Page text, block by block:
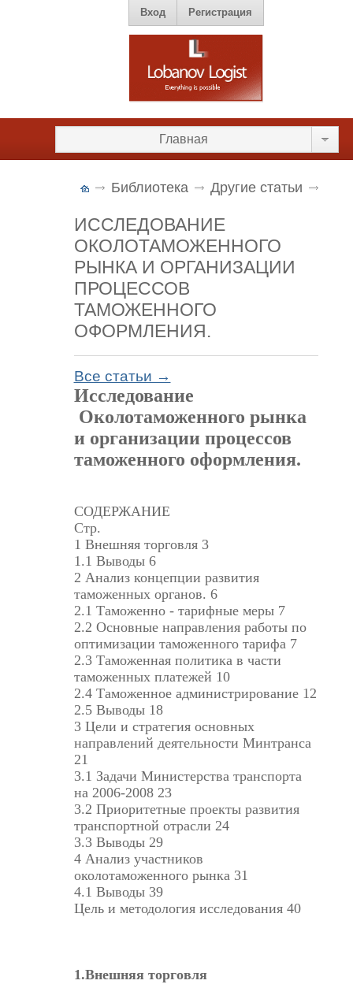
Вход Регистрация
Главная
Библиотека Другие статьи
ИССЛЕДОВАНИЕ
ОКОЛОТАМОЖЕННОГО
РЫНКА И ОРГАНИЗАЦИИ
ПРОЦЕССОВ
ТАМОЖЕННОГО
ОФОРМЛЕНИЯ.
Все статьи →
Исследование
Околотаможенного рынка
и организации процессов
таможенного оформления.
СОДЕРЖАНИЕ
Стр.
1 Внешняя торговля 3
1.1 Выводы 6
2 Анализ концепции развития
таможенных органов. 6
2.1 Таможенно - тарифные меры 7
2.2 Основные направления работы по
оптимизации таможенного тарифа 7
2.3 Таможенная политика в части
таможенных платежей 10
2.4 Таможенное администрирование 12
2.5 Выводы 18
3 Цели и стратегия основных
направлений деятельности Минтранса
21
3.1 Задачи Министерства транспорта
на 2006-2008 23
3.2 Приоритетные проекты развития
транспортной отрасли 24
3.3 Выводы 29
4 Анализ участников
околотаможенного рынка 31
4.1 Выводы 39
Цель и методология исследования 40
1.Внешняя торговля